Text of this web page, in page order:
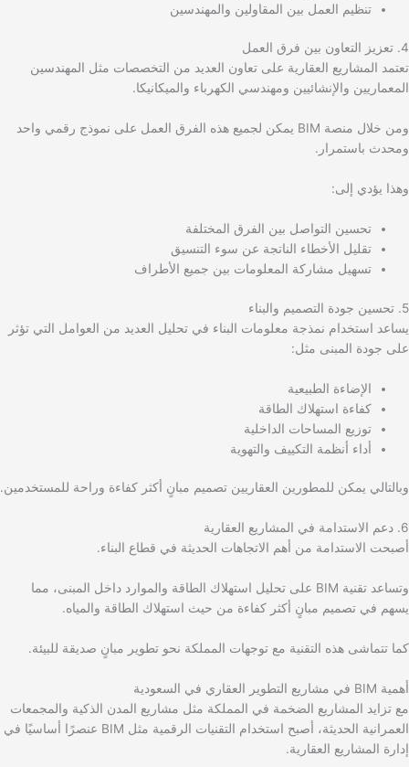
تنظيم العمل بين المقاولين والمهندسين
4. تعزيز التعاون بين فرق العمل
تعتمد المشاريع العقارية على تعاون العديد من التخصصات مثل المهندسين
المعماريين والإنشائيين ومهندسي الكهرباء والميكانيكا.
ومن خلال منصة BIM يمكن لجميع هذه الفرق العمل على نموذج رقمي واحد
ومحدث باستمرار.
وهذا يؤدي إلى:
تحسين التواصل بين الفرق المختلفة
تقليل الأخطاء الناتجة عن سوء التنسيق
تسهيل مشاركة المعلومات بين جميع الأطراف
5. تحسين جودة التصميم والبناء
يساعد استخدام نمذجة معلومات البناء في تحليل العديد من العوامل التي تؤثر
على جودة المبنى مثل:
الإضاءة الطبيعية
كفاءة استهلاك الطاقة
توزيع المساحات الداخلية
أداء أنظمة التكييف والتهوية
وبالتالي يمكن للمطورين العقاريين تصميم مبانٍ أكثر كفاءة وراحة للمستخدمين.
6. دعم الاستدامة في المشاريع العقارية
أصبحت الاستدامة من أهم الاتجاهات الحديثة في قطاع البناء.
وتساعد تقنية BIM على تحليل استهلاك الطاقة والموارد داخل المبنى، مما
يسهم في تصميم مبانٍ أكثر كفاءة من حيث استهلاك الطاقة والمياه.
كما تتماشى هذه التقنية مع توجهات المملكة نحو تطوير مبانٍ صديقة للبيئة.
أهمية BIM في مشاريع التطوير العقاري في السعودية
مع تزايد المشاريع الضخمة في المملكة مثل مشاريع المدن الذكية والمجمعات
العمرانية الحديثة، أصبح استخدام التقنيات الرقمية مثل BIM عنصرًا أساسيًا في
إدارة المشاريع العقارية.